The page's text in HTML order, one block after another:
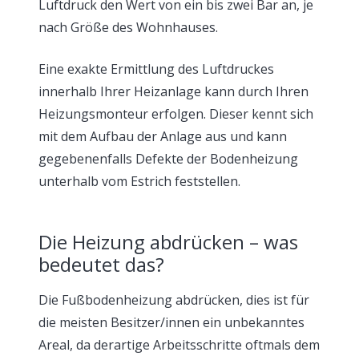
Luftdruck den Wert von ein bis zwei Bar an, je
nach Größe des Wohnhauses.
Eine exakte Ermittlung des Luftdruckes
innerhalb Ihrer Heizanlage kann durch Ihren
Heizungsmonteur erfolgen. Dieser kennt sich
mit dem Aufbau der Anlage aus und kann
gegebenenfalls Defekte der Bodenheizung
unterhalb vom Estrich feststellen.
Die Heizung abdrücken – was
bedeutet das?
Die Fußbodenheizung abdrücken, dies ist für
die meisten Besitzer/innen ein unbekanntes
Areal, da derartige Arbeitsschritte oftmals dem